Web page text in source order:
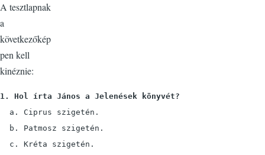
A tesztlapnak
a
következőkép
pen kell
kinéznie:
1. Hol írta János a Jelenések könyvét?
  a. Ciprus szigetén.
  b. Patmosz szigetén.